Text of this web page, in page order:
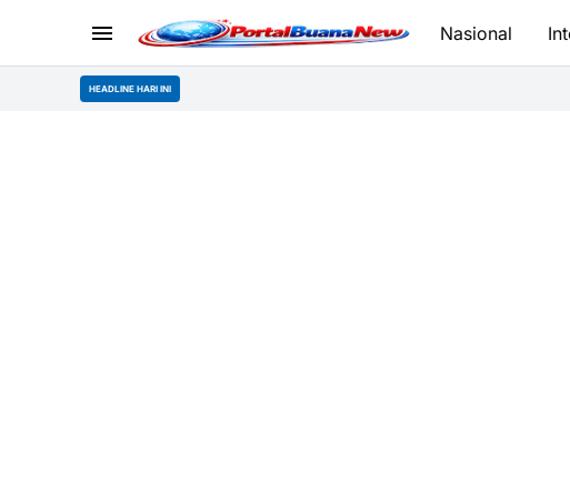
Nasional
HEADLINE HARI INI